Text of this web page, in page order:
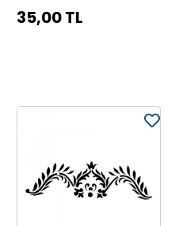
35,00 TL